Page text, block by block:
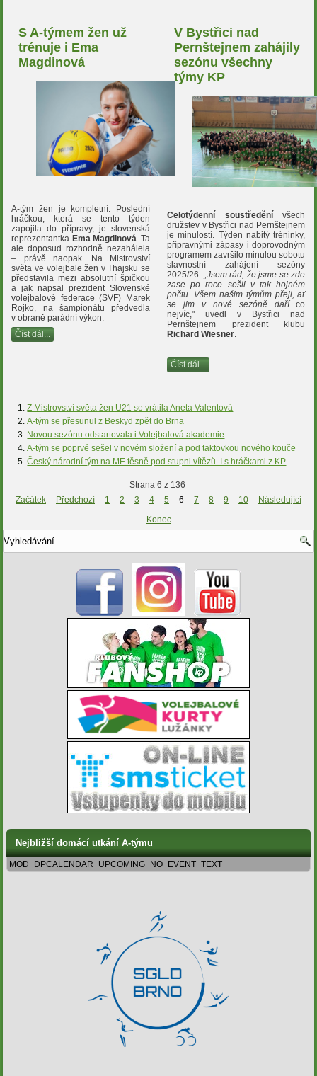
S A-týmem žen už
trénuje i Ema
Magdinová
A-tým žen je kompletní. Poslední
hráčkou, která se tento týden
zapojila do přípravy, je slovenská
reprezentantka Ema Magdinová. Ta
ale doposud rozhodně nezahálela
– právě naopak. Na Mistrovství
světa ve volejbale žen v Thajsku se
představila mezi absolutní špičkou
a jak napsal prezident Slovenské
volejbalové federace (SVF) Marek
Rojko, na šampionátu předvedla
v obraně parádní výkon.
Číst dál...
V Bystřici nad
Pernštejnem zahájily
sezónu všechny
týmy KP
Celotýdenní soustředěnívšech
družstev v Bystřici nad Pernštejnem
je minulostí. Týden nabitý tréninky,
přípravnými zápasy i doprovodným
programem završilo minulou sobotu
slavnostní zahájení sezóny
2025/26. „Jsem rád, že jsme se zde
zase po roce sešli v tak hojném
počtu. Všem našim týmům přeji, ať
se jim v nové sezóně daříco
nejvíc," uvedl v Bystřici nad
Pernštejnem prezident klubu
Richard Wiesner.
Číst dál...
Z Mistrovství světa žen U21 se vrátila Aneta Valentová
A-tým se přesunul z Beskyd zpět do Brna
Novou sezónu odstartovala i Volejbalová akademie
A-tým se poprvé sešel v novém složení a pod taktovkou nového kouče
Český národní tým na ME těsně pod stupni vítězů. I s hráčkami z KP
Strana 6 z 136
Začátek
Předchozí 1 2 3 4 5 6 7 8 9 10
Následující
Konec
Nejbližší domácí utkání A-týmu
MOD_DPCALENDAR_UPCOMING_NO_EVENT_TEXT